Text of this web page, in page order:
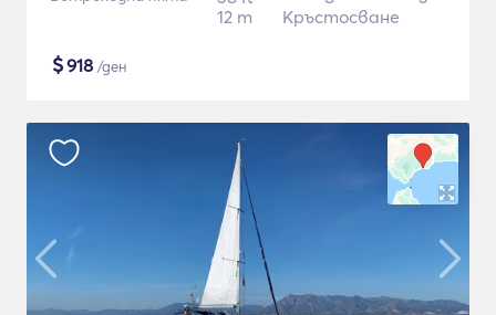
12 m
Кръстосване
$918 /ден